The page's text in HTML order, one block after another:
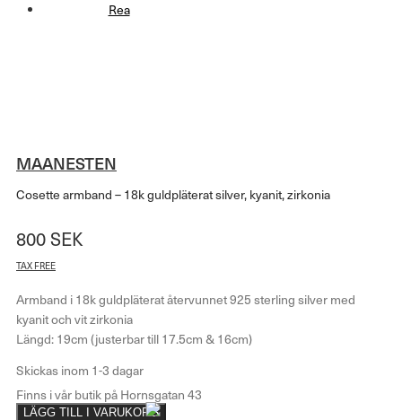
Rea
MAANESTEN
Cosette armband – 18k guldpläterat silver, kyanit, zirkonia
800SEK
TAX FREE
Armband i 18k guldpläterat återvunnet 925 sterling silver med
kyanit och vit zirkonia
Längd: 19cm (justerbar till 17.5cm & 16cm)
LÄGG TILL I VARUKORG